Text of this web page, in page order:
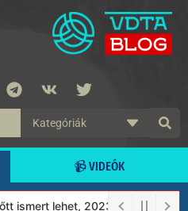
📹 VIDEÓK
lehet, 2023-tól a Védett